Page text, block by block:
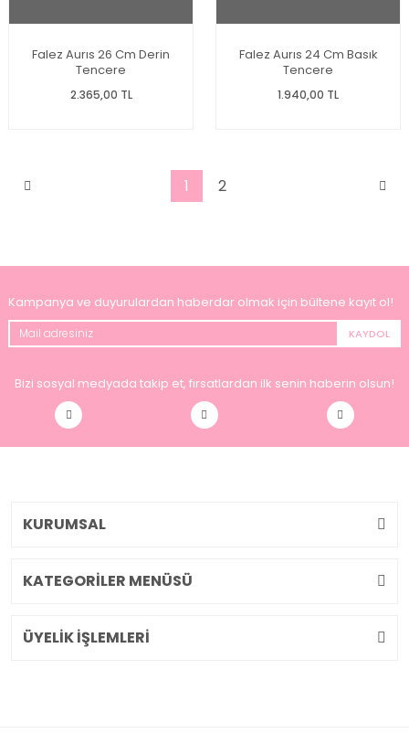
Falez Aurıs 26 Cm Derin
Tencere
2.365,00 TL
Falez Aurıs 24 Cm Basık
Tencere
1.940,00 TL
1 2
Kampanya ve duyurulardan haberdar olmak için bültene kayıt ol!
KAYDOL
Bizi sosyal medyada takip et, fırsatlardan ilk senin haberin olsun!
KURUMSAL
KATEGORİLER MENÜSÜ
ÜYELİK İŞLEMLERİ